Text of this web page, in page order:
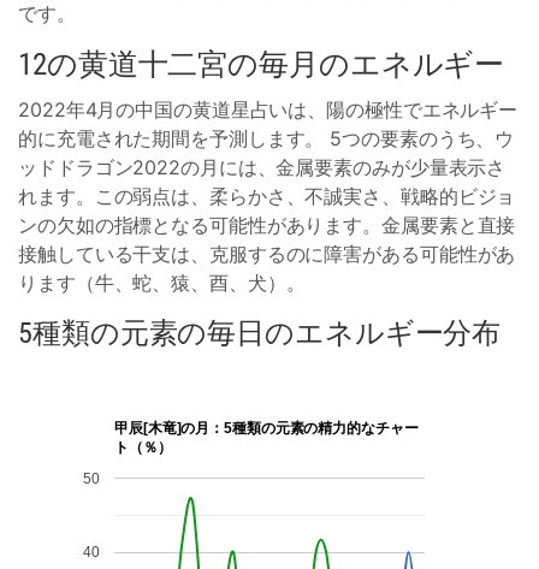
です。
12の黄道十二宮の毎月のエネルギー
2022年4月の中国の黄道星占いは、陽の極性でエネルギー
的に充電された期間を予測します。 5つの要素のうち、ウ
ッドドラゴン2022の月には、金属要素のみが少量表示さ
れます。この弱点は、柔らかさ、不誠実さ、戦略的ビジョ
ンの欠如の指標となる可能性があります。金属要素と直接
接触している干支は、克服するのに障害がある可能性があ
ります（牛、蛇、猿、酉、犬）。
5種類の元素の毎日のエネルギー分布
甲辰[木竜]の月：5種類の元素の精力的なチャー
ト（％）
40
50